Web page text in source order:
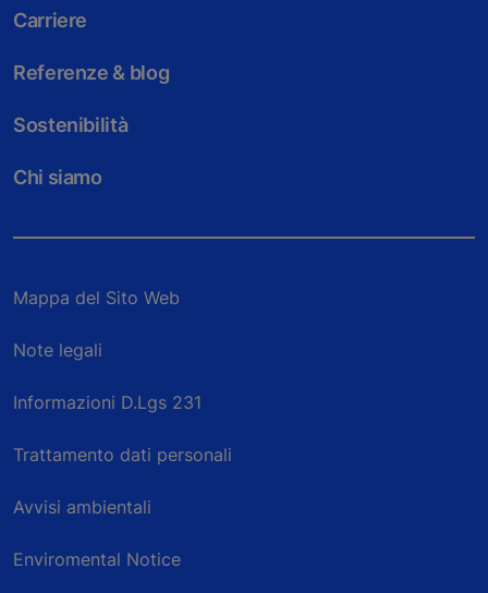
Carriere
Referenze & blog
Sostenibilità
Chi siamo
Mappa del Sito Web
Note legali
Informazioni D.Lgs 231
Trattamento dati personali
Avvisi ambientali
Enviromental Notice